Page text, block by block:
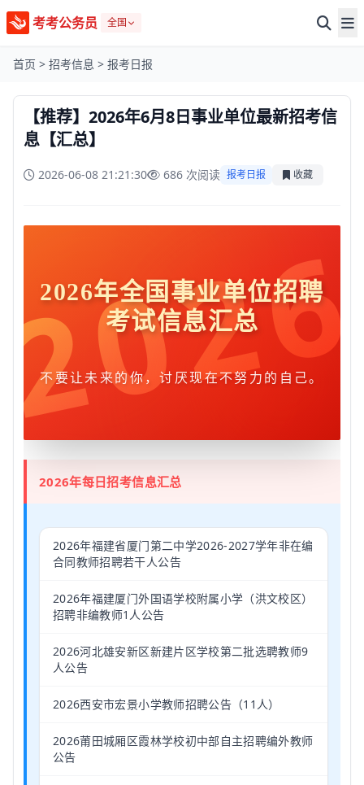
考考公务员 全国
首页 > 招考信息 > 报考日报
【推荐】2026年6月8日事业单位最新招考信
息【汇总】
2026-06-08 21:21:30 686 次阅读 报考日报 收藏
2026年全国事业单位招聘
考试信息汇总
不要让未来的你，讨厌现在不努力的自己。
2026年每日招考信息汇总
2026年福建省厦门第二中学2026-2027学年非在编
合同教师招聘若干人公告
2026年福建厦门外国语学校附属小学（洪文校区）
招聘非编教师1人公告
2026河北雄安新区新建片区学校第二批选聘教师9
人公告
2026西安市宏景小学教师招聘公告（11人）
2026莆田城厢区霞林学校初中部自主招聘编外教师
公告